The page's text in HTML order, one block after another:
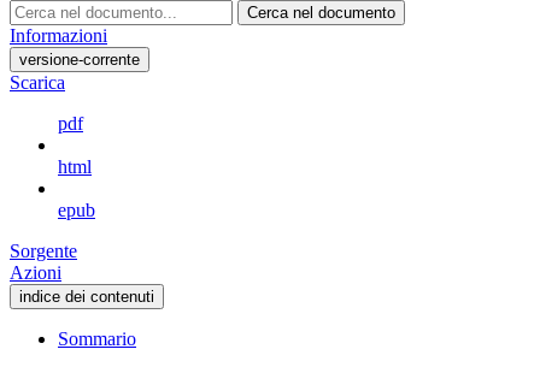
Cerca nel documento
Informazioni
versione-corrente
Scarica
pdf
html
epub
Sorgente
Azioni
indice dei contenuti
Sommario